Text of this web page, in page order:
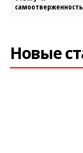
самоотверженность
Новые